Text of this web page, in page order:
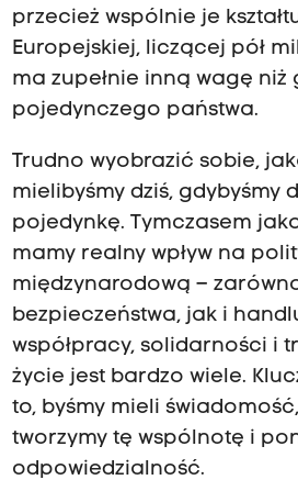
przecież wspólnie je
Europejskiej, liczącej pół
ma zupełnie inną wagę niż
pojedynczego państwa.
Trudno wyobrazić sobie,
mielibyśmy dziś, gdybyśmy
pojedynkę. Tymczasem
mamy realny wpływ na
międzynarodową –
bezpieczeństwa, jak i
współpracy, solidarności i
życie jest bardzo wiele.
to, byśmy mieli
tworzymy tę wspólnotę i
odpowiedzialność.